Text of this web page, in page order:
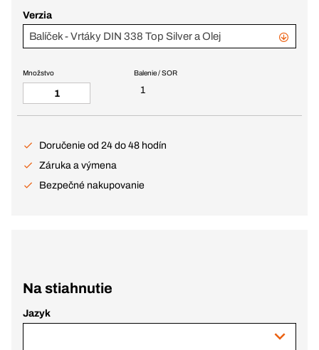
Verzia
Balíček - Vrtáky DIN 338 Top Silver a Olej
Balenie / SOR
1
Množstvo
Doručenie od 24 do 48 hodín
Záruka a výmena
Bezpečné nakupovanie
Na stiahnutie
Jazyk